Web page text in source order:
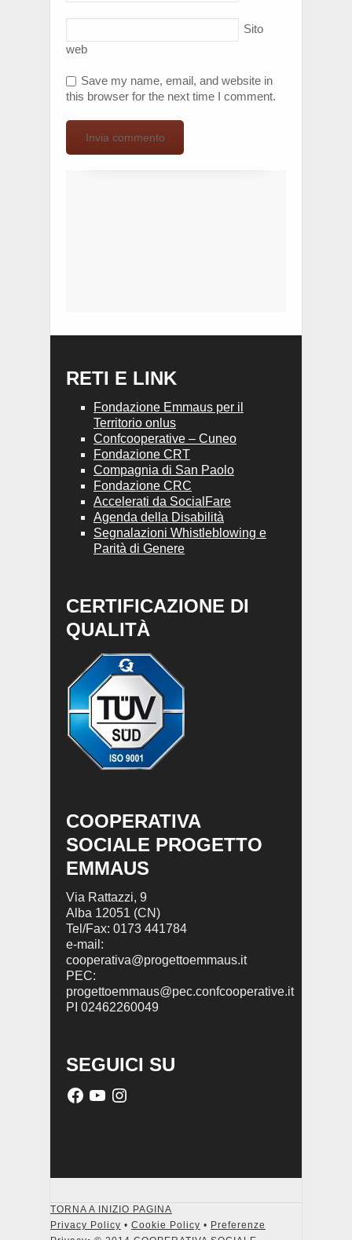
Sito
web
Save my name, email, and website in
this browser for the next time I comment.
RETI E LINK
Fondazione Emmaus per il
Territorio onlus
Confcooperative – Cuneo
Fondazione CRT
Compagnia di San Paolo
Fondazione CRC
Accelerati da SocialFare
Agenda della Disabilità
Segnalazioni Whistleblowing e
Parità di Genere
CERTIFICAZIONE DI
QUALITÀ
COOPERATIVA
SOCIALE PROGETTO
EMMAUS
Via Rattazzi, 9
Alba 12051 (CN)
Tel/Fax: 0173 441784
e-mail:
cooperativa@progettoemmaus.it
PEC:
progettoemmaus@pec.confcooperative.it
PI 02462260049
SEGUICI SU
TORNA A INIZIO PAGINA
Privacy Policy • Cookie Policy • Preferenze